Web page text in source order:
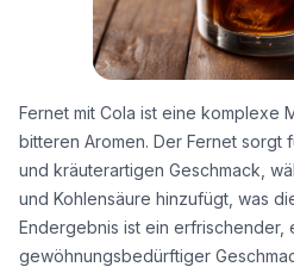
Fernet mit Cola ist eine komplexe
bitteren Aromen. Der Fernet sorgt
und kräuterartigen Geschmack,
und Kohlensäure hinzufügt, was
Endergebnis ist ein erfrischender,
gewöhnungsbedürftiger